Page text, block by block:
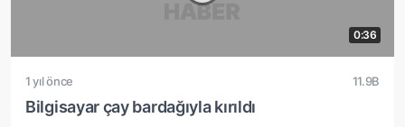
0:36
1 yıl önce 11.9B
Bilgisayar çay bardağıyla kırıldı